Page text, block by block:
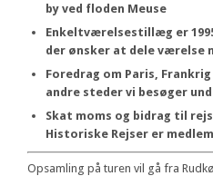
by ved floden Meuse
Enkeltværelsestillæg er
der ønsker at dele værelse
Foredrag om Paris,
andre steder vi besøger
Skat moms og bidrag til
Historiske Rejser er
Opsamling på turen vil gå fra